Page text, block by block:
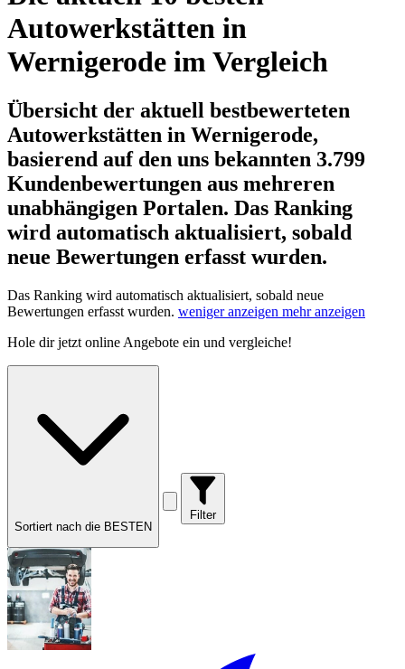
Autowerkstätten in
Wernigerode im Vergleich
Übersicht der aktuell bestbewerteten
Autowerkstätten in Wernigerode,
basierend auf den uns bekannten 3.799
Kundenbewertungen aus mehreren
unabhängigen Portalen. Das Ranking
wird automatisch aktualisiert, sobald
neue Bewertungen erfasst wurden.
Das Ranking wird automatisch aktualisiert, sobald neue
Bewertungen erfasst wurden. weniger anzeigen mehr anzeigen
Hole dirjetzt online Angebote ein und vergleiche!
Sortiert nach die BESTEN
Filter